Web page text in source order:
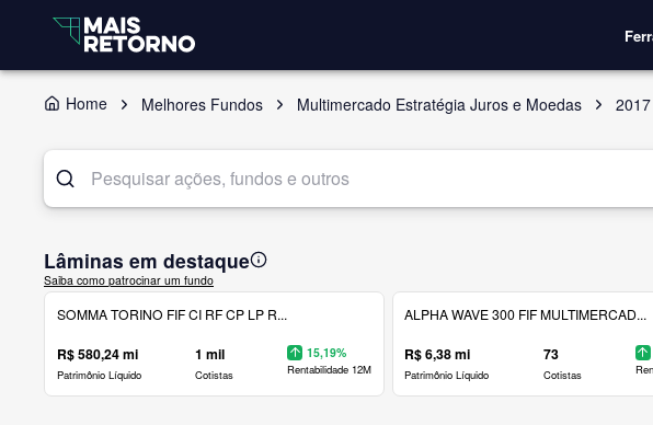
Home Melhores Fundos Multimercado Estratégia Juros e Moedas 2017
Lâminas em destaque
Saiba como patrocinar um fundo
SOMMA TORINO FIF CI RF CP LP R...
R$ 580,24 mi
Patrimônio Líquido
1 mil
Cotistas
15,19%
Rentabilidade 12M
ALPHA WAVE 300 FIF MULTIMERCAD...
R$ 6,38 mi
Patrimônio Líquido
73
Cotistas